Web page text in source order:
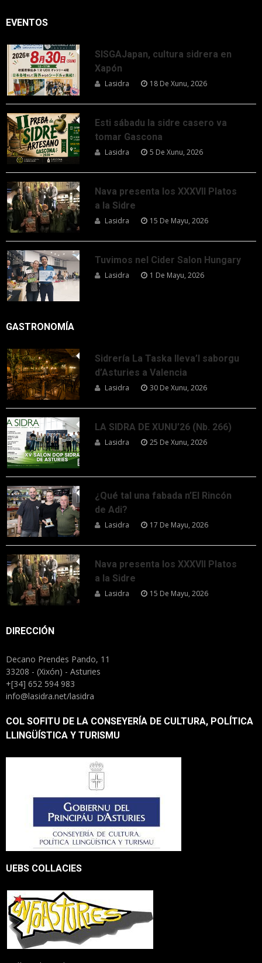
EVENTOS
SISGAJapan, cultura sidrera en
Xapón
Lasidra 18 De Xunu, 2026
Esti sábadu la sidre casero va
tomar Gascona
Lasidra 5 De Xunu, 2026
Nava presenta los XXXVII Platos
a la Sidre
Lasidra 15 De Mayu, 2026
Tuvimos nel Cider Salon Hungary
Lasidra 1 De Mayu, 2026
GASTRONOMÍA
Sidrería La Taska lleva’l saborgu
d’Asturies a Valencia
Lasidra 30 De Xunu, 2026
LA SIDRA DE XUNU’26 (Nb. 266)
Lasidra 25 De Xunu, 2026
¿Qué tal una fabada n’El Rincón
de Adi?
Lasidra 17 De Mayu, 2026
Nava presenta los XXXVII Platos
a la Sidre
Lasidra 15 De Mayu, 2026
DIRECCIÓN
Decano Prendes Pando, 11
33208 - (Xixón) - Asturies
+[34] 652 594 983
info@lasidra.net/lasidra
COL SOFITU DE LA CONSEYERÍA DE CULTURA, POLÍTICA
LLINGÜÍSTICA Y TURISMU
UEBS COLLACIES